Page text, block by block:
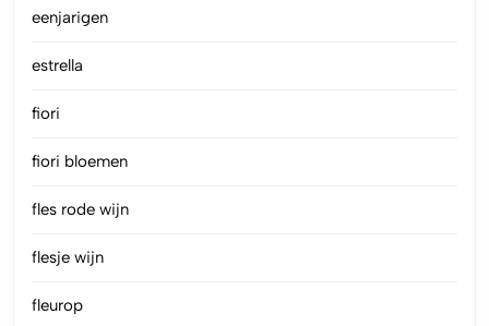
eenjarigen
estrella
fiori
fiori bloemen
fles rode wijn
flesje wijn
fleurop